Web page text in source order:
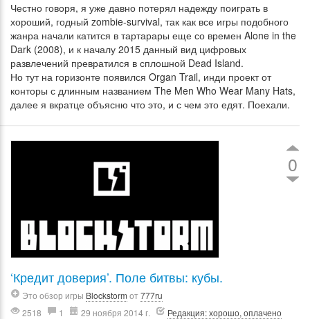
Честно говоря, я уже давно потерял надежду поиграть в
хороший, годный zombie-survival, так как все игры подобного
жанра начали катится в тартарары еще со времен Alone in the
Dark (2008), и к началу 2015 данный вид цифровых
развлечений превратился в сплошной Dead Island.
Но тут на горизонте появился Organ Trail, инди проект от
конторы с длинным названием The Men Who Wear Many Hats,
далее я вкратце объясню что это, и с чем это едят. Поехали.
0
‘Кредит доверия’. Поле битвы: кубы.
Это обзор игры Blockstorm от777ru
2518
1 29 ноября 2014 г. Редакция: хорошо, оплачено